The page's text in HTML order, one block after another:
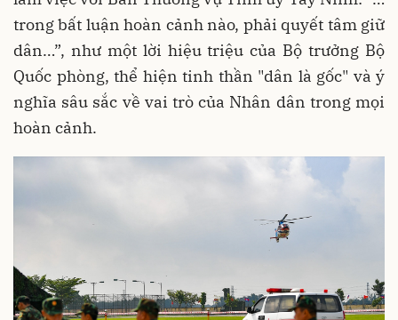
trong bất luận hoàn cảnh nào, phải quyết tâm giữ
dân…”, như một lời hiệu triệu của Bộ trưởng Bộ
Quốc phòng, thể hiện tinh thần "dân là gốc" và ý
nghĩa sâu sắc về vai trò của Nhân dân trong mọi
hoàn cảnh.